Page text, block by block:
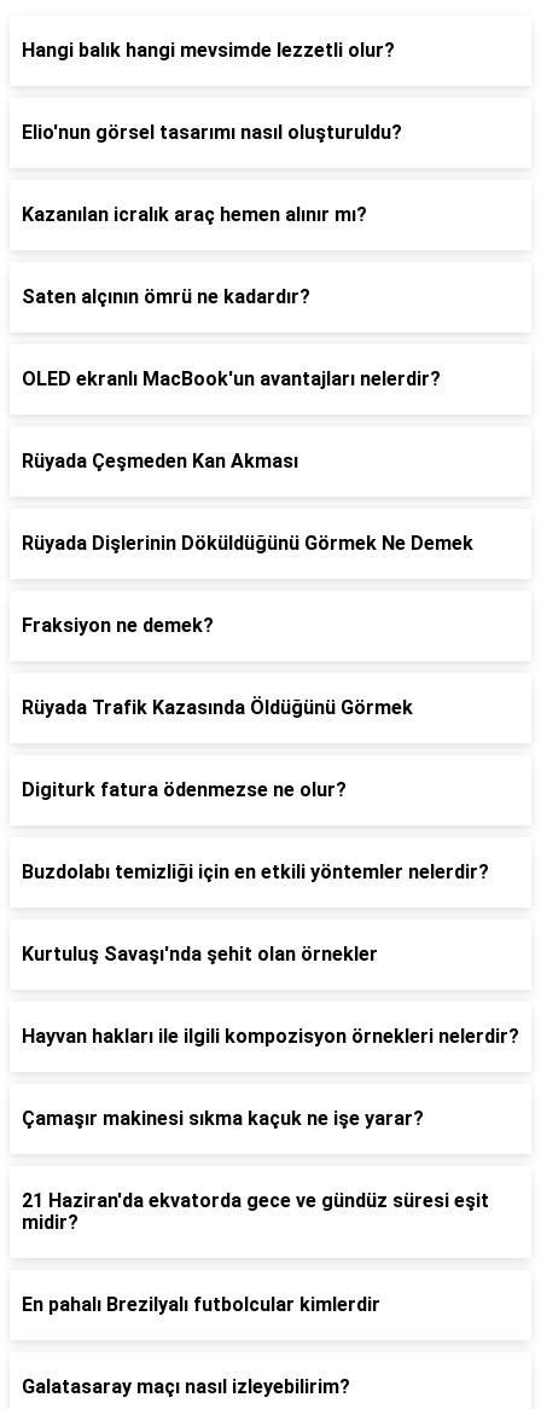
Hangi balık hangi mevsimde lezzetli olur?
Elio'nun görsel tasarımı nasıl oluşturuldu?
Kazanılan icralık araç hemen alınır mı?
Saten alçının ömrü ne kadardır?
OLED ekranlı MacBook'un avantajları nelerdir?
Rüyada Çeşmeden Kan Akması
Rüyada Dişlerinin Döküldüğünü Görmek Ne Demek
Fraksiyon ne demek?
Rüyada Trafik Kazasında Öldüğünü Görmek
Digiturk fatura ödenmezse ne olur?
Buzdolabı temizliği için en etkili yöntemler nelerdir?
Kurtuluş Savaşı'nda şehit olan örnekler
Hayvan hakları ile ilgili kompozisyon örnekleri nelerdir?
Çamaşır makinesi sıkma kaçuk ne işe yarar?
21 Haziran'da ekvatorda gece ve gündüz süresi eşit
midir?
En pahalı Brezilyalı futbolcular kimlerdir
Galatasaray maçı nasıl izleyebilirim?